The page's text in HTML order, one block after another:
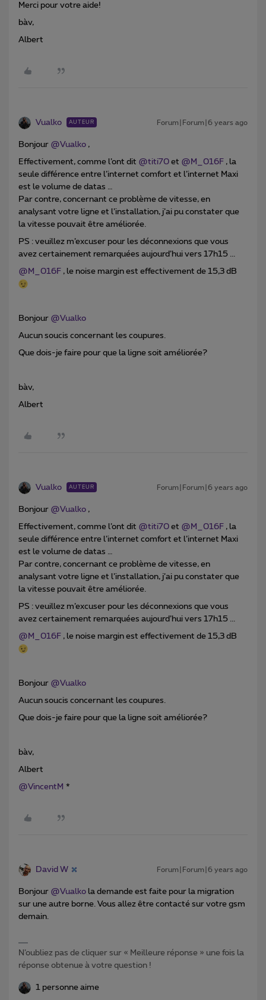
Merci pour votre aide!
bàv,
Albert
Vualko AUTEUR Forum|Forum|6 years ago
Bonjour @Vualko ,
Effectivement, comme l’ont dit @titi70 et @M_016F , la
seule différence entre l’internet comfort et l’internet Maxi
est le volume de datas …
Par contre, concernant ce problème de vitesse, en
analysant votre ligne et l’installation, j’ai pu constater que
la vitesse pouvait être améliorée.
PS : veuillez m’excuser pour les déconnexions que vous
avez certainement remarquées aujourd’hui vers 17h15 ...
@M_016F , le noise margin est effectivement de 15,3 dB
Bonjour @Vualko
Aucun soucis concernant les coupures.
Que dois-je faire pour que la ligne soit améliorée?
bàv,
Albert
Vualko AUTEUR Forum|Forum|6 years ago
Bonjour @Vualko ,
Effectivement, comme l’ont dit @titi70 et @M_016F , la
seule différence entre l’internet comfort et l’internet Maxi
est le volume de datas …
Par contre, concernant ce problème de vitesse, en
analysant votre ligne et l’installation, j’ai pu constater que
la vitesse pouvait être améliorée.
PS : veuillez m’excuser pour les déconnexions que vous
avez certainement remarquées aujourd’hui vers 17h15 ...
@M_016F , le noise margin est effectivement de 15,3 dB
Bonjour @Vualko
Aucun soucis concernant les coupures.
Que dois-je faire pour que la ligne soit améliorée?
bàv,
Albert
@VincentM *
David W Forum|Forum|6 years ago
Bonjour @Vualko la demande est faite pour la migration
sur une autre borne. Vous allez être contacté sur votre gsm
demain.
N’oubliez pas de cliquer sur « Meilleure réponse » une fois la
réponse obtenue à votre question !
1 personne aime